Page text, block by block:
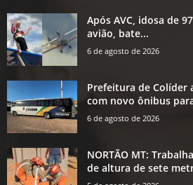
Após AVC, idosa de
avião, bate...
6 de agosto de 2026
Prefeitura de Colíder
com novo ônibus
6 de agosto de 2026
NORTÃO MT:
de altura de sete